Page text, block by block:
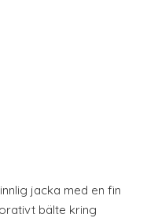
jacka med en fin
bälte kring